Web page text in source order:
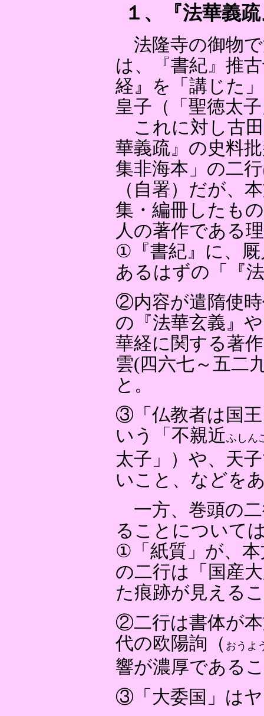
１、『法華義
法隆寺の御物で
は、『書紀』推
経』を「講じた
皇子（「聖徳太
これに対し古
華義疏』の史料
集非海本」の二
（自署）だが、
集・編冊したも
人の著作である
①『書紀』に、厩
あるはずの「『
②内容が遣隋使時
の『法華玄義』
華経に関する著
雲(四六七～五二
と。
③「仏教者は国
いう「不親近ふしん
太子」）や、天
いこと、などを
一方、巻頭の二
ることについて
①「紙質」が、
の二行は「国産
た痕跡が見える
②二行は書体が
代の欧陽詢（ おう
響が濃厚である
③「大委国」は